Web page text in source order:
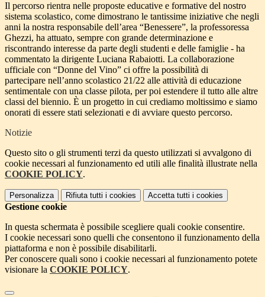
Il percorso rientra nelle proposte educative e formative del nostro
sistema scolastico, come dimostrano le tantissime iniziative che negli
anni la nostra responsabile dell’area “Benessere”, la professoressa
Ghezzi, ha attuato, sempre con grande determinazione e
riscontrando interesse da parte degli studenti e delle famiglie - ha
commentato la dirigente Luciana Rabaiotti. La collaborazione
ufficiale con “Donne del Vino” ci offre la possibilità di
partecipare nell’anno scolastico 21/22 alle attività di educazione
sentimentale con una classe pilota, per poi estendere il tutto alle altre
classi del biennio. È un progetto in cui crediamo moltissimo e siamo
onorati di essere stati selezionati e di avviare questo percorso.
Notizie
Questo sito o gli strumenti terzi da questo utilizzati si avvalgono di
cookie necessari al funzionamento ed utili alle finalità illustrate nella
COOKIE POLICY.
Personalizza Rifiuta tutti i cookies Accetta tutti i cookies
Gestione cookie
In questa schermata è possibile scegliere quali cookie consentire.
I cookie necessari sono quelli che consentono il funzionamento della
piattaforma e non è possibile disabilitarli.
Per conoscere quali sono i cookie necessari al funzionamento potete
visionare la COOKIE POLICY.